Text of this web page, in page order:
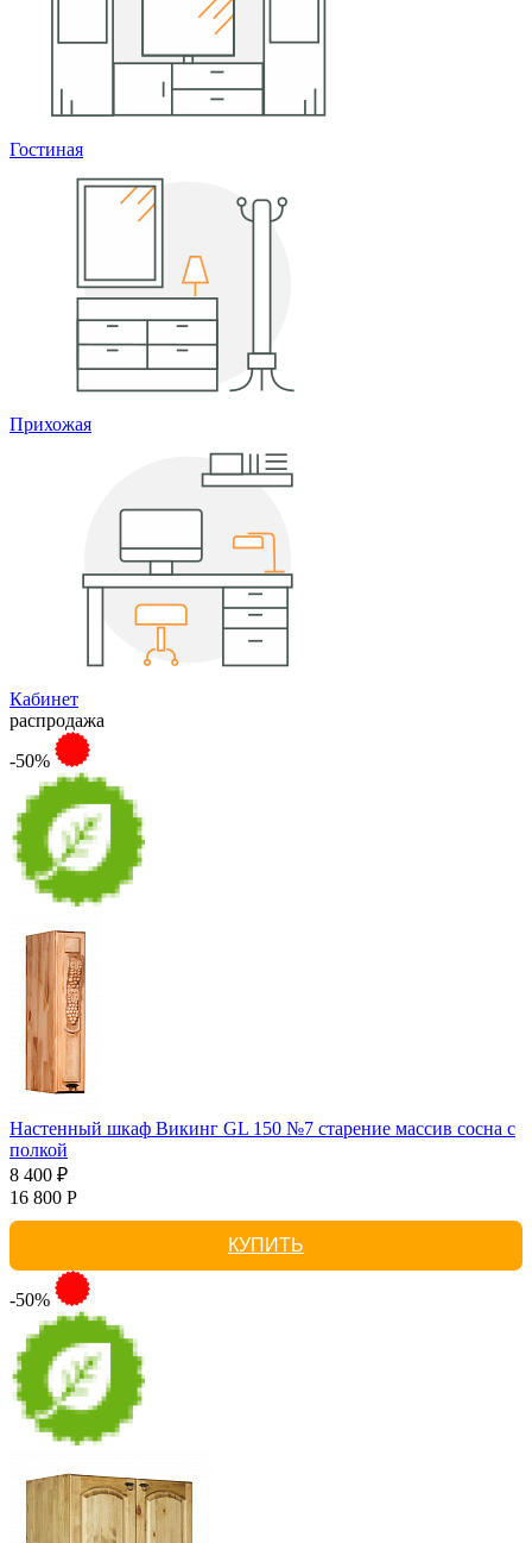
Гостиная
Прихожая
Кабинет
распродажа
-50%
Настенный шкаф Викинг GL 150 №7 старение массив сосна с
полкой
8 400 ₽
16 800 Р
КУПИТЬ
-50%